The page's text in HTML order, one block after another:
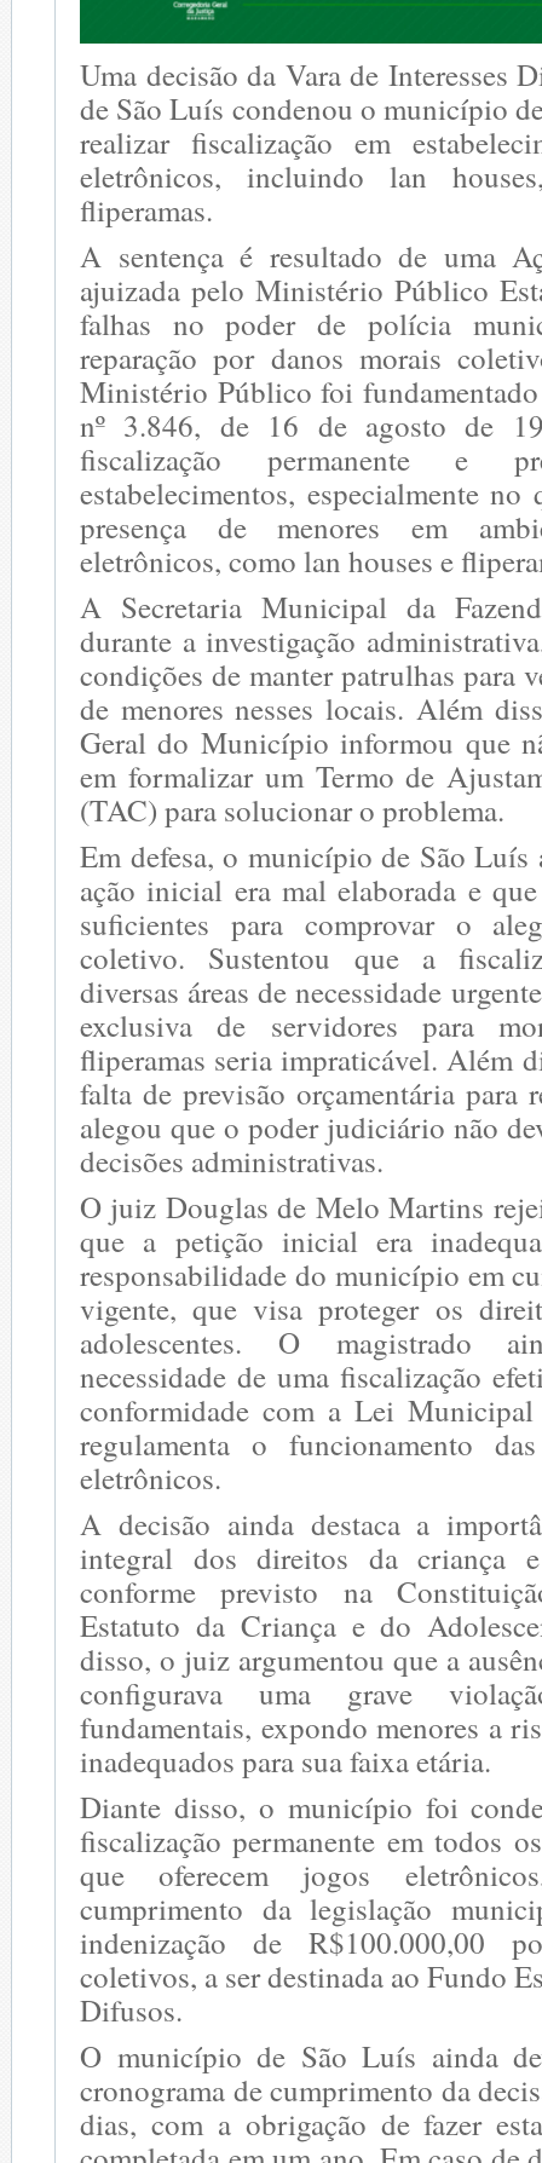
Uma decisão da Vara de Interesses
de São Luís condenou o município
realizar fiscalização em
eletrônicos, incluindo lan
fliperamas.
A sentença é resultado de uma
ajuizada pelo Ministério Público
falhas no poder de polícia
reparação por danos morais
Ministério Público foi
nº 3.846, de 16 de agosto de
fiscalização permanente e
estabelecimentos, especialmente
presença de menores em
eletrônicos, como lan houses e
A Secretaria Municipal da
durante a investigação
condições de manter patrulhas para
de menores nesses locais. Além
Geral do Município informou que
em formalizar um Termo de
(TAC) para solucionar o problema.
Em defesa, o município de São Luís
ação inicial era mal elaborada e
suficientes para comprovar o
coletivo. Sustentou que a
diversas áreas de necessidade
exclusiva de servidores para
fliperamas seria impraticável. Além
falta de previsão orçamentária para
alegou que o poder judiciário não
decisões administrativas.
O juiz Douglas de Melo Martins
que a petição inicial era
responsabilidade do município em
vigente, que visa proteger os
adolescentes. O magistrado
necessidade de uma fiscalização
conformidade com a Lei
regulamenta o funcionamento
eletrônicos.
A decisão ainda destaca a
integral dos direitos da criança
conforme previsto na
Estatuto da Criança e do
disso, o juiz argumentou que a
configurava uma grave
fundamentais, expondo menores a
inadequados para sua faixa etária.
Diante disso, o município foi
fiscalização permanente em todos
que oferecem jogos
cumprimento da legislação
indenização de R$100.000,00
coletivos, a ser destinada ao Fundo
Difusos.
O município de São Luís ainda
cronograma de cumprimento da
dias, com a obrigação de fazer